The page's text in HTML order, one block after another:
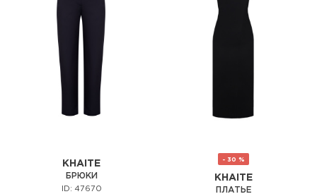
KHAITE
БРЮКИ
ID: 47670
- 30 %
KHAITE
ПЛАТЬЕ